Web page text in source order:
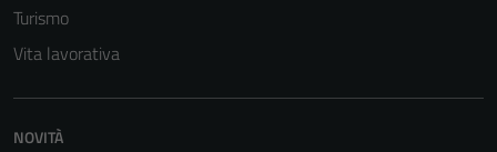
Turismo
Vita lavorativa
NOVITÀ